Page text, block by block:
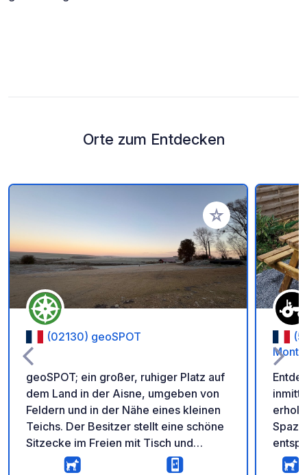
Orte zum Entdecken
Zu Ihren Favoriten
(02130) geoSPOT
geoSPOT; ein großer, ruhiger Platz auf
dem Land in der Aisne, umgeben von
Feldern und in der Nähe eines kleinen
Teichs. Der Besitzer stellt eine schöne
Sitzecke im Freien mit Tisch und
Stühlen zur Verfügung. -> Leichter
auf